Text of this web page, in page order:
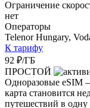
Ограничение
нет
Операторы
Telenor Hungary,
К тарифу
92 ₽/ГБ
ПРОСТОЙ
Одноразовые eSIM
карта становится
путешествий в одну